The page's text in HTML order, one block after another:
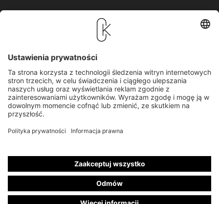
SAMOCHÓD POGRZEBOWY KUPOWAĆ
Firma KC Manufaktur by Steelworks GmbH z Heiden w
Niemczech jest producentem Samochód pogrzebowy
zwanych również pojazdami pogrzebowymi lub
karawanami. We własnym zakładzie produkcyjnym
odbywa się przebudowa i wyposażanie nowych pojazdów
pogrzebowych wzorowany na Mercedes-Benz i
Volkswagen. Oprócz indywidualnego
wyposażenia specjalnego swoich pojazdów
pogrzebowych. W całej Europie dealerzy
firm pogrzebowych w zakresie sprzedaży
używanych karawan oraz leasingu.